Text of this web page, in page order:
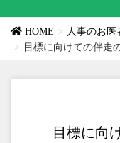
HOME
人事のお医
目標に向けての伴走
目標に